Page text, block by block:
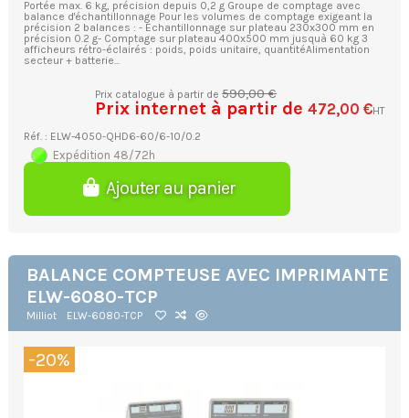
Portée max. 6 kg, précision depuis 0,2 g Groupe de comptage avec
balance d'échantillonnage Pour les volumes de comptage exigeant la
précision 2 balances : - Echantillonnage sur plateau 230x300 mm en
précision 0.2 g- Comptage sur plateau 400x500 mm jusquà 60 kg 3
afficheurs rétro-éclairés : poids, poids unitaire, quantitéAlimentation
secteur + batterie...
Prix catalogue à partir de590,00 €
Prix internet à partir de472,00 €HT
Réf. : ELW-4050-QHD6-60/6-10/0.2
Expédition 48/72h
Ajouter au panier
BALANCE COMPTEUSE AVEC IMPRIMANTE
ELW-6080-TCP
Milliot ELW-6080-TCP
-20%